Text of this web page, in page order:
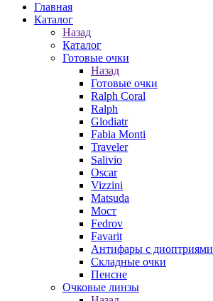
Главная
Каталог
Назад
Каталог
Готовые очки
Назад
Готовые очки
Ralph Coral
Ralph
Glodiatr
Fabia Monti
Traveler
Salivio
Oscar
Vizzini
Matsuda
Мост
Fedrov
Favarit
Антифары с диоптриями
Складные очки
Пенсне
Очковые линзы